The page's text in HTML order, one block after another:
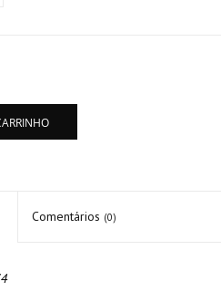
Comentários (0)